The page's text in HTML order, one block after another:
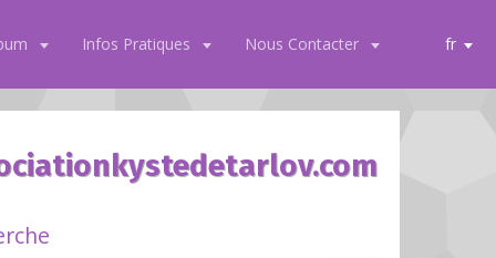
Infos Pratiques Nous Contacter fr